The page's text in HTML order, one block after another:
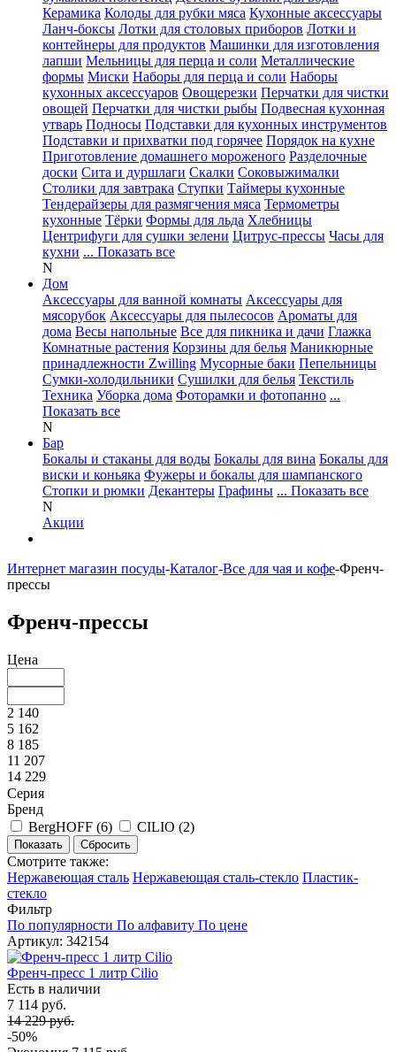
Керамика Колоды для рубки мяса Кухонные аксессуары
Ланч-боксы Лотки для столовых приборов Лотки и
контейнеры для продуктов Машинки для изготовления
лапши Мельницы для перца и соли Металлические
формы Миски Наборы для перца и соли Наборы
кухонных аксессуаров Овощерезки Перчатки для чистки
овощей Перчатки для чистки рыбы Подвесная кухонная
утварь Подносы Подставки для кухонных инструментов
Подставки и прихватки под горячее Порядок на кухне
Приготовление домашнего мороженого Разделочные
доски Сита и дуршлаги Скалки Соковыжималки
Столики для завтрака Ступки Таймеры кухонные
Тендерайзеры для размягчения мяса Термометры
кухонные Тёрки Формы для льда Хлебницы
Центрифуги для сушки зелени Цитрус-прессы Часы для
кухни ... Показать все
N
Дом
Аксессуары для ванной комнаты Аксессуары для
мясорубок Аксессуары для пылесосов Ароматы для
дома Весы напольные Все для пикника и дачи Глажка
Комнатные растения Корзины для белья Маникюрные
принадлежности Zwilling Мусорные баки Пепельницы
Сумки-холодильники Сушилки для белья Текстиль
Техника Уборка дома Фоторамки и фотопанно ...
Показать все
N
Бар
Бокалы и стаканы для воды Бокалы для вина Бокалы для
виски и коньяка Фужеры и бокалы для шампанского
Стопки и рюмки Декантеры Графины ... Показать все
N
Акции
Интернет магазин посуды-Каталог-Все для чая и кофе-Френч-
прессы
Френч-прессы
Цена
2 140
5 162
8 185
11 207
14 229
Серия
Бренд
BergHOFF (6) CILIO (2)
Смотрите также:
Нержавеющая сталь Нержавеющая сталь-стекло Пластик-
стекло
Фильтр
По популярности По алфавиту По цене
Артикул: 342154
Френч-пресс 1 литр Cilio
Есть в наличии
7 114 руб.
14 229 руб.
-50%